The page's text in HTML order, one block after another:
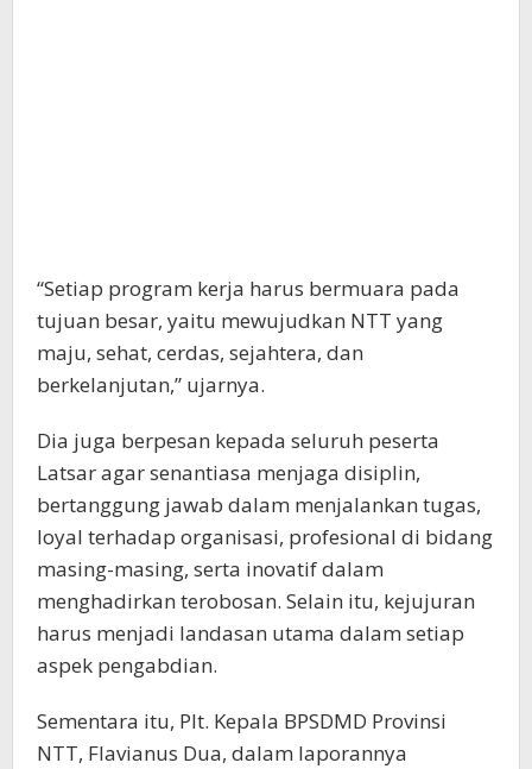
“Setiap program kerja harus bermuara pada
tujuan besar, yaitu mewujudkan NTT yang
maju, sehat, cerdas, sejahtera, dan
berkelanjutan,” ujarnya.
Dia juga berpesan kepada seluruh peserta
Latsar agar senantiasa menjaga disiplin,
bertanggung jawab dalam menjalankan tugas,
loyal terhadap organisasi, profesional di bidang
masing-masing, serta inovatif dalam
menghadirkan terobosan. Selain itu, kejujuran
harus menjadi landasan utama dalam setiap
aspek pengabdian.
Sementara itu, Plt. Kepala BPSDMD Provinsi
NTT, Flavianus Dua, dalam laporannya